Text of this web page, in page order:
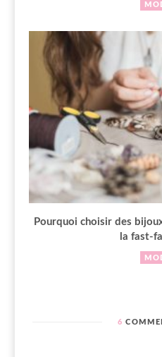
Pourquoi choisir des
la fast-
6